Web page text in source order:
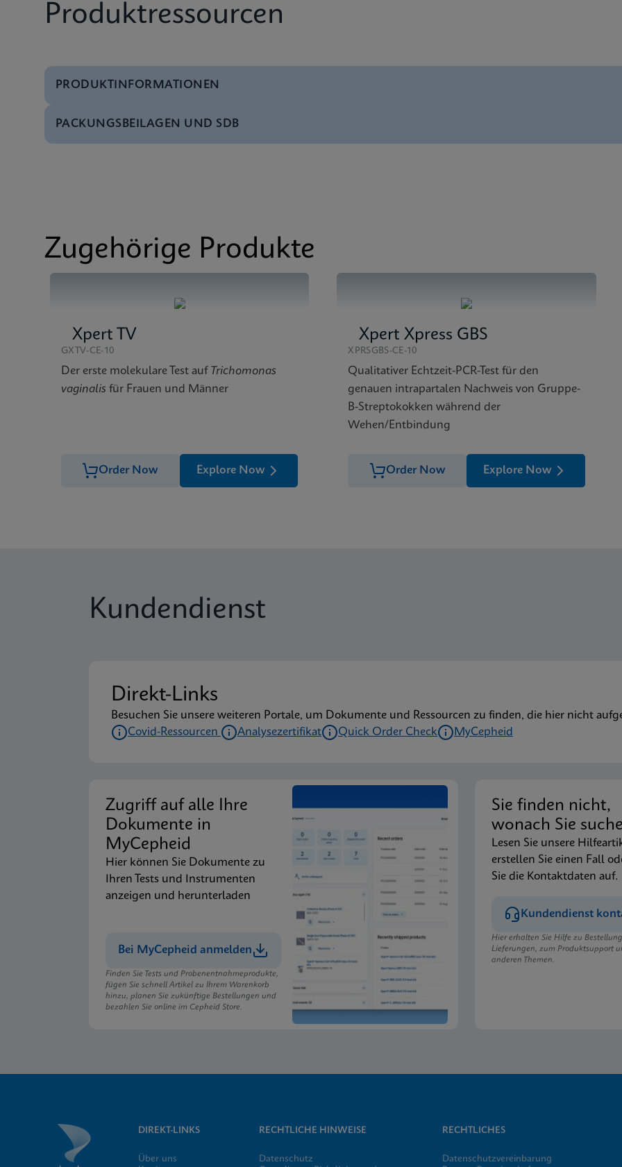
Produktressourcen
PRODUKTINFORMATIONEN
Test-Menü Xpert CT/NG Tests Menu CE-IVD (English)
PACKUNGSBEILAGEN UND SDB
Zugehörige Produkte
Xpert TV
GXTV-CE-10
Der erste molekulare Test auf Trichomonas
vaginalis für Frauen und Männer
Order Now Explore Now
Xpert Xpress GBS
XPRSGBS-CE-10
Qualitativer Echtzeit-PCR-Test für den
genauen intrapartalen Nachweis von Gruppe-
B-Streptokokken während der
Wehen/Entbindung
Order Now Explore Now
Kundendienst
Direkt-Links
Besuchen Sie unsere weiteren Portale, um Dokumente und Ressourcen zu finden, die hier nicht
Covid-Ressourcen
Analysezertifikat Quick Order Check MyCepheid
Zugriff auf alle Ihre
Dokumente in
MyCepheid
Hier können Sie Dokumente zu
Ihren Tests und Instrumenten
anzeigen und herunterladen
Bei MyCepheid anmelden
Finden Sie Tests und Probenentnahmeprodukte,
fügen Sie schnell Artikel zu Ihrem Warenkorb
hinzu, planen Sie zukünftige Bestellungen und
bezahlen Sie online im Cepheid Store.
Sie finden nicht,
wonach Sie
Lesen Sie unsere
erstellen Sie einen Fall
Sie die Kontaktdaten auf.
Kundendienst
Hier erhalten Sie Hilfe zu
Lieferungen, zum Produktsupport
anderen Themen.
DIREKT-LINKS
Über uns
RECHTLICHE HINWEISE
Datenschutz
RECHTLICHES
Datenschutzvereinbarung